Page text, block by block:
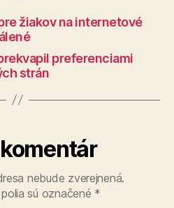
žiakov na internetové
preferenciami
strán
nebude zverejnená.
sú označené *